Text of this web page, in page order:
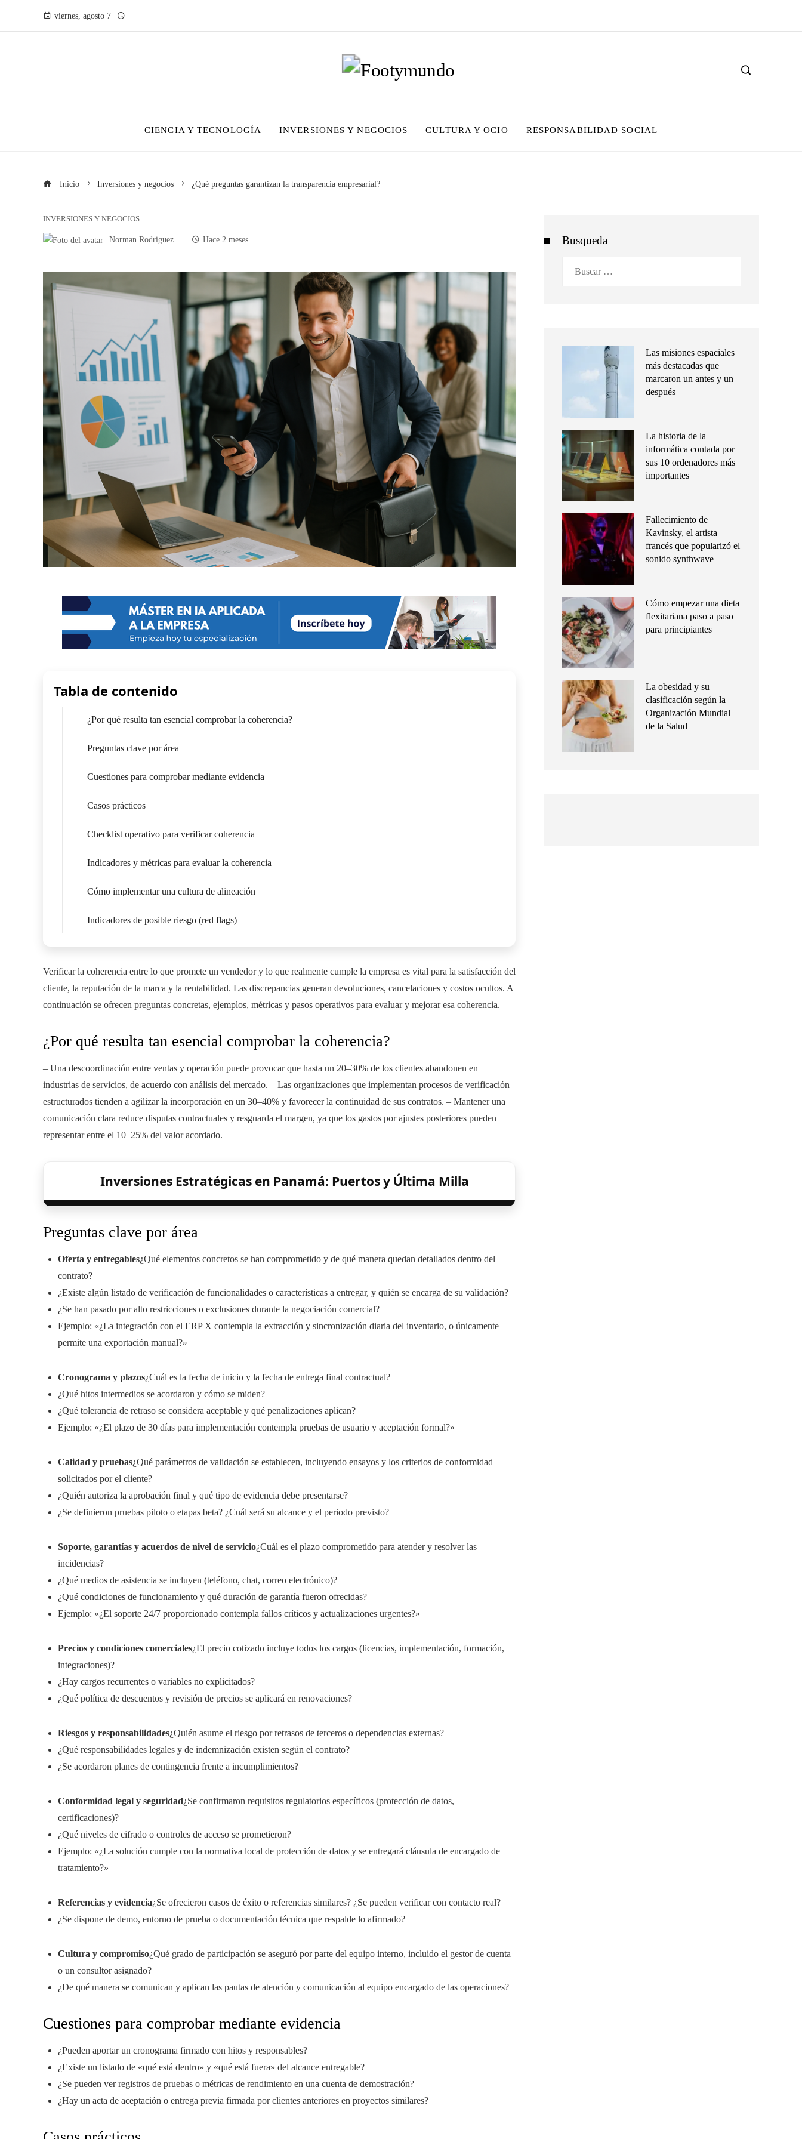
viernes, agosto 7
CIENCIA Y TECNOLOGÍA INVERSIONES Y NEGOCIOS CULTURA Y OCIO RESPONSABILIDAD SOCIAL
Inicio Inversiones y negocios ¿Qué preguntas garantizan la transparencia empresarial?
INVERSIONES Y NEGOCIOS
Norman Rodriguez Hace 2 meses
Tabla de contenido
¿Por qué resulta tan esencial comprobar la coherencia?
Preguntas clave por área
Cuestiones para comprobar mediante evidencia
Casos prácticos
Checklist operativo para verificar coherencia
Indicadores y métricas para evaluar la coherencia
Cómo implementar una cultura de alineación
Indicadores de posible riesgo (red flags)
Verificar la coherencia entre lo que promete un vendedor y lo que realmente cumple la empresa es vital para la satisfacción del
cliente, la reputación de la marca y la rentabilidad. Las discrepancias generan devoluciones, cancelaciones y costos ocultos. A
continuación se ofrecen preguntas concretas, ejemplos, métricas y pasos operativos para evaluar y mejorar esa coherencia.
¿Por qué resulta tan esencial comprobar la coherencia?
– Una descoordinación entre ventas y operación puede provocar que hasta un 20–30% de los clientes abandonen en
industrias de servicios, de acuerdo con análisis del mercado. – Las organizaciones que implementan procesos de verificación
estructurados tienden a agilizar la incorporación en un 30–40% y favorecer la continuidad de sus contratos. – Mantener una
comunicación clara reduce disputas contractuales y resguarda el margen, ya que los gastos por ajustes posteriores pueden
representar entre el 10–25% del valor acordado.
Inversiones Estratégicas en Panamá: Puertos y Última Milla
Preguntas clave por área
Oferta y entregables¿Qué elementos concretos se han comprometido y de qué manera quedan detallados dentro del
contrato?
¿Existe algún listado de verificación de funcionalidades o características a entregar, y quién se encarga de su validación?
¿Se han pasado por alto restricciones o exclusiones durante la negociación comercial?
Ejemplo: «¿La integración con el ERP X contempla la extracción y sincronización diaria del inventario, o únicamente
permite una exportación manual?»
Cronograma y plazos¿Cuál es la fecha de inicio y la fecha de entrega final contractual?
¿Qué hitos intermedios se acordaron y cómo se miden?
¿Qué tolerancia de retraso se considera aceptable y qué penalizaciones aplican?
Ejemplo: «¿El plazo de 30 días para implementación contempla pruebas de usuario y aceptación formal?»
Calidad y pruebas¿Qué parámetros de validación se establecen, incluyendo ensayos y los criterios de conformidad
solicitados por el cliente?
¿Quién autoriza la aprobación final y qué tipo de evidencia debe presentarse?
¿Se definieron pruebas piloto o etapas beta? ¿Cuál será su alcance y el periodo previsto?
Soporte, garantías y acuerdos de nivel de servicio¿Cuál es el plazo comprometido para atender y resolver las
incidencias?
¿Qué medios de asistencia se incluyen (teléfono, chat, correo electrónico)?
¿Qué condiciones de funcionamiento y qué duración de garantía fueron ofrecidas?
Ejemplo: «¿El soporte 24/7 proporcionado contempla fallos críticos y actualizaciones urgentes?»
Precios y condiciones comerciales¿El precio cotizado incluye todos los cargos (licencias, implementación, formación,
integraciones)?
¿Hay cargos recurrentes o variables no explicitados?
¿Qué política de descuentos y revisión de precios se aplicará en renovaciones?
Riesgos y responsabilidades¿Quién asume el riesgo por retrasos de terceros o dependencias externas?
¿Qué responsabilidades legales y de indemnización existen según el contrato?
¿Se acordaron planes de contingencia frente a incumplimientos?
Conformidad legal y seguridad¿Se confirmaron requisitos regulatorios específicos (protección de datos,
certificaciones)?
¿Qué niveles de cifrado o controles de acceso se prometieron?
Ejemplo: «¿La solución cumple con la normativa local de protección de datos y se entregará cláusula de encargado de
tratamiento?»
Referencias y evidencia¿Se ofrecieron casos de éxito o referencias similares? ¿Se pueden verificar con contacto real?
¿Se dispone de demo, entorno de prueba o documentación técnica que respalde lo afirmado?
Cultura y compromiso¿Qué grado de participación se aseguró por parte del equipo interno, incluido el gestor de cuenta
o un consultor asignado?
¿De qué manera se comunican y aplican las pautas de atención y comunicación al equipo encargado de las operaciones?
Cuestiones para comprobar mediante evidencia
¿Pueden aportar un cronograma firmado con hitos y responsables?
¿Existe un listado de «qué está dentro» y «qué está fuera» del alcance entregable?
¿Se pueden ver registros de pruebas o métricas de rendimiento en una cuenta de demostración?
¿Hay un acta de aceptación o entrega previa firmada por clientes anteriores en proyectos similares?
Busqueda
Las misiones espaciales
más destacadas que
marcaron un antes y un
después
La historia de la
informática contada por
sus 10 ordenadores más
importantes
Fallecimiento de
Kavinsky, el artista
francés que popularizó el
sonido synthwave
Cómo empezar una dieta
flexitariana paso a paso
para principiantes
La obesidad y su
clasificación según la
Organización Mundial
de la Salud